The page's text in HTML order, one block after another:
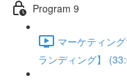
Program 9
マーケティン
ランディング】